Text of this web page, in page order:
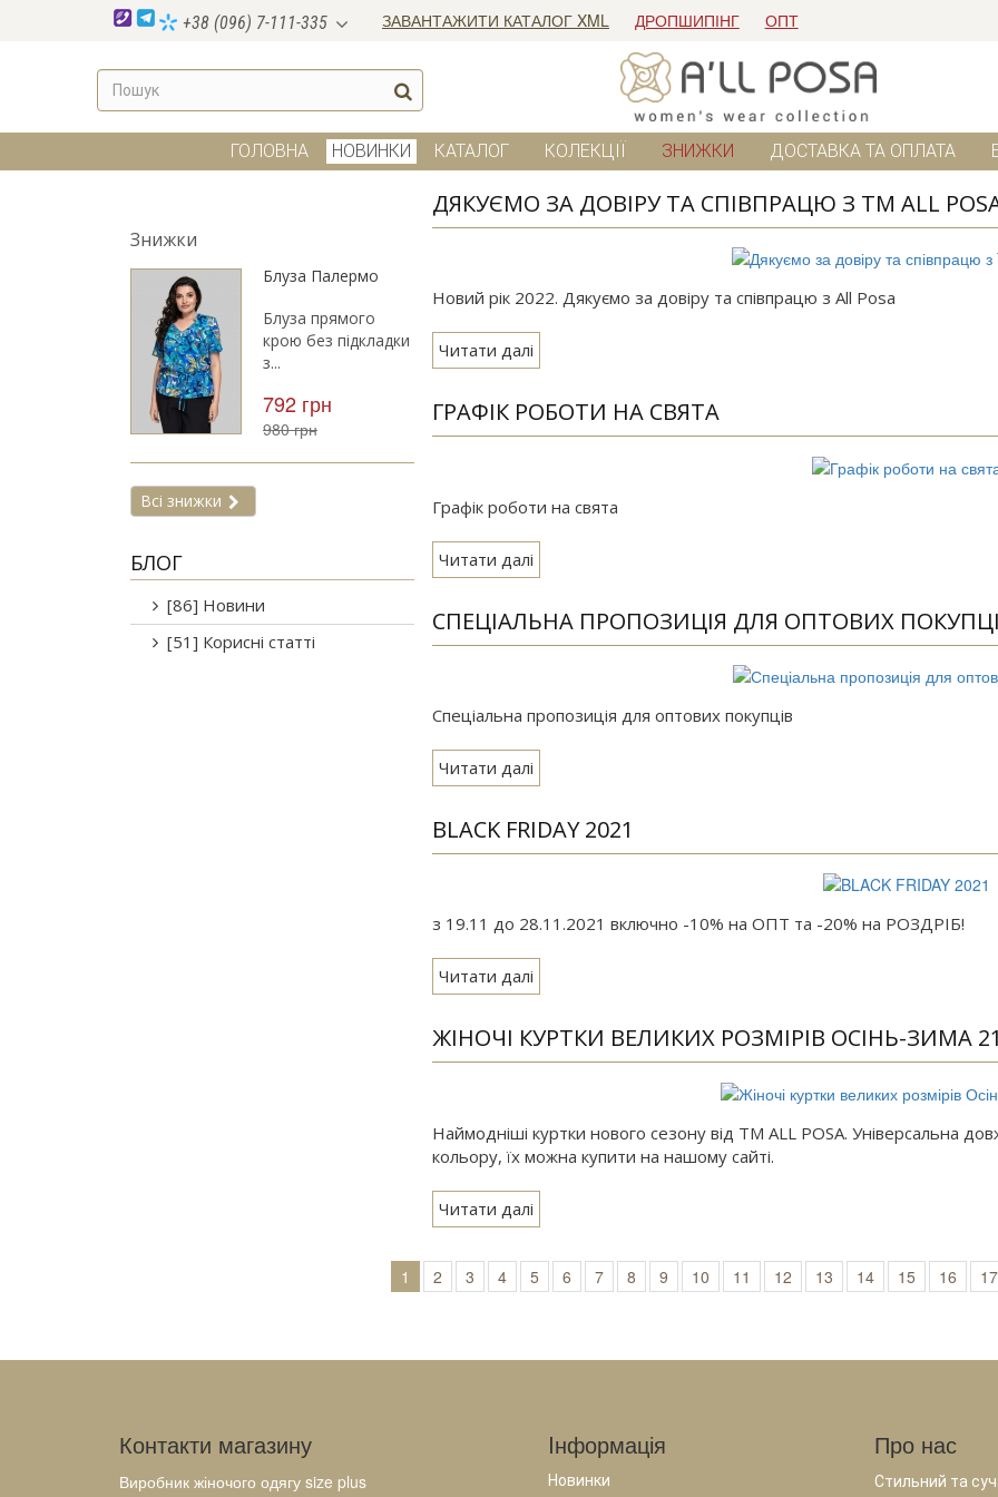
+38 (096) 7-111-335 ЗАВАНТАЖИТИ КАТАЛОГ XML ДРОПШИПІНГ ОПТ
ГОЛОВНА НОВИНКИ КАТАЛОГ КОЛЕКЦІЇ ЗНИЖКИ ДОСТАВКА ТА ОПЛАТА
Знижки
Блуза Палермо
Блуза прямого
крою без підкладки
з...
792 грн
980 грн
Всі знижки
БЛОГ
[86] Новини
[51] Корисні статті
ДЯКУЄМО ЗА ДОВІРУ ТА СПІВПРАЦЮ З TM ALL
Новий рік 2022. Дякуємо за довіру та співпрацю з All Posa
Читати далі
ГРАФІК РОБОТИ НА СВЯТА
Графік роботи на свята
Читати далі
СПЕЦІАЛЬНА ПРОПОЗИЦІЯ ДЛЯ ОПТОВИХ
Спеціальна пропозиція для оптових покупців
Читати далі
BLACK FRIDAY 2021
з 19.11 до 28.11.2021 включно -10% на ОПТ та -20% на РОЗДРІБ!
Читати далі
ЖІНОЧІ КУРТКИ ВЕЛИКИХ РОЗМІРІВ ОСІНЬ-ЗИМА
Наймодніші куртки нового сезону від ТМ ALL POSA. Універсальна
кольору, їх можна купити на нашому сайті.
Читати далі
1 2 3 4 5 6 7 8 9 10 11 12 13 14 15 16 17
Контакти магазину
Виробник жіночого одягу size plus
Iнформація
Новинки
Про нас
Стильний та